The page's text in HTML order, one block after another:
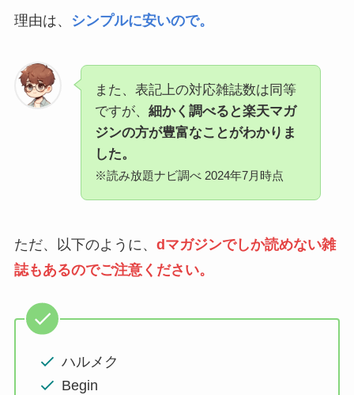
理由は、 シンプルに安いので。
また、表記上の対応雑誌数は同等
ですが、 細かく調べると楽天マガ
ジンの方が豊富なことがわかりま
した。
※読み放題ナビ調べ 2024年7月時点
ただ、以下のように、 dマガジンでしか読めない雑
誌もあるのでご注意ください。
ハルメク
Begin